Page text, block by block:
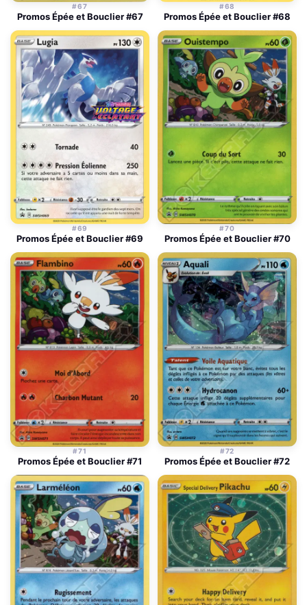
#67
Promos Épée et Bouclier #67
#68
Promos Épée et Bouclier #68
#69
Promos Épée et Bouclier #69
#70
Promos Épée et Bouclier #70
#71
Promos Épée et Bouclier #71
#72
Promos Épée et Bouclier #72